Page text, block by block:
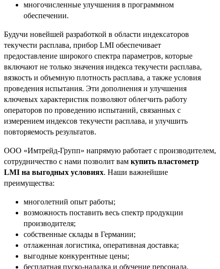
многочисленные улучшения в программном
обеспечении.
Будучи новейшей разработкой в области индексаторов
текучести расплава, прибор LMI обеспечивает
предоставление широкого спектра параметров, которые
включают не только значения индекса текучести расплава,
вязкость и объемную плотность расплава, а также условия
проведения испытания. Эти дополнения и улучшения
ключевых характеристик позволяют облегчить работу
операторов по проведению испытаний, связанных с
измерением индексов текучести расплава, и улучшить
повторяемость результатов.
ООО «Имтрейд-Групп» напрямую работает с производителем,
сотрудничество с нами позволит вам купить пластометр
LMI на выгодных условиях. Наши важнейшие
преимущества:
многолетний опыт работы;
возможность поставить весь спектр продукции
производителя;
собственные склады в Германии;
отлаженная логистика, оперативная доставка;
выгодные конкурентные цены;
бесплатная пуско-наладка и обучение персонала.